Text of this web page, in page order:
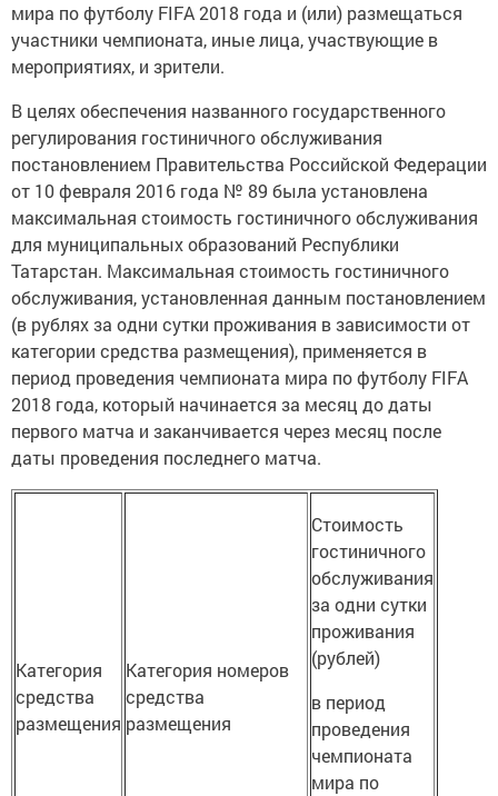
мира по футболу FIFA 2018 года и (или) размещаться
участники чемпионата, иные лица, участвующие в
мероприятиях, и зрители.
В целях обеспечения названного государственного
регулирования гостиничного обслуживания
постановлением Правительства Российской Федерации
от 10 февраля 2016 года № 89 была установлена
максимальная стоимость гостиничного обслуживания
для муниципальных образований Республики
Татарстан. Максимальная стоимость гостиничного
обслуживания, установленная данным постановлением
(в рублях за одни сутки проживания в зависимости от
категории средства размещения), применяется в
период проведения чемпионата мира по футболу FIFA
2018 года, который начинается за месяц до даты
первого матча и заканчивается через месяц после
даты проведения последнего матча.
Категория
средства
размещения
Категория номеров
средства
размещения
Стоимость
гостиничного
обслуживания
за одни сутки
проживания
(рублей)
в период
проведения
чемпионата
мира по